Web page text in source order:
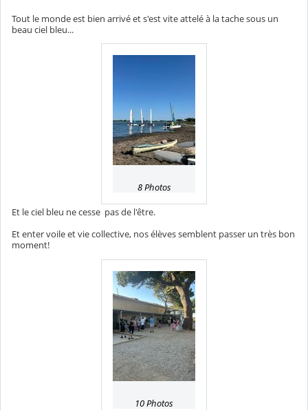
Tout le monde est bien arrivé et s'est vite attelé à la tache sous un
beau ciel bleu...
8 Photos
Et le ciel bleu ne cesse pas de l'être.
Et enter voile et vie collective, nos élèves semblent passer un très bon
moment!
10 Photos